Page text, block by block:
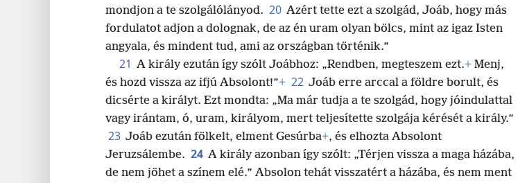
mondjon a te szolgálólányod. 20 Azért tette ezt a szolgád, Joáb, hogy más
fordulatot adjon a dolognak, de az én uram olyan bölcs, mint az igaz Isten
angyala, és mindent tud, ami az országban történik.”
21 A király ezután így szólt Joábhoz: „Rendben, megteszem ezt.+ Menj,
és hozd vissza az ifjú Absolont!”+ 22 Joáb erre arccal a földre borult, és
dicsérte a királyt. Ezt mondta: „Ma már tudja a te szolgád, hogy jóindulattal
vagy irántam, ó, uram, királyom, mert teljesítette szolgája kérését a király.”
23 Joáb ezután fölkelt, elment Gesúrba+, és elhozta Absolont
Jeruzsálembe. 24 A király azonban így szólt: „Térjen vissza a maga házába,
de nem jöhet a színem elé.” Absolon tehát visszatért a házába, és nem ment